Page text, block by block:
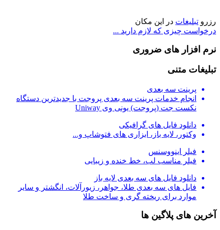
رزرو تبلیغات در این مکان
درخواست چیزی که لازم دارید ...
نرم افزار های ضروری
تبلیغات متنی
پرینت سه بعدی
انجام خدمات پرینت سه بعدی پروجت با جدیدترین دستگاه
نکست جت (پروجت) یونی وی Uniway
دانلود فایل های گرافیکی
وکتور، لایه باز، ابزاری های فتوشاپ و...
فیلر اینووسنس
فیلر مناسب لب، خط خنده و زیبایی
دانلود فایل های سه بعدی لایه باز
فایل های سه بعدی طلا، جواهر، زیورآلات، انگشتر و سایر
موارد برای ریخته گری و ساخت طلا
آخرین های پلاگین ها